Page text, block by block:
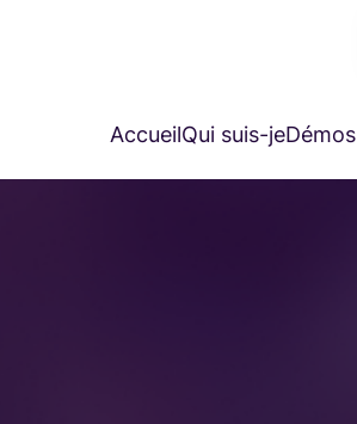
AccueilQui suis-jeDémos